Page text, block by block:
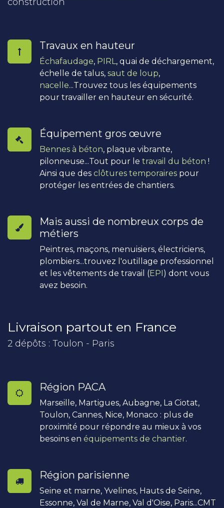
Travaux en hauteur
Échafaudage, PIRL, quai de déchargement,
échelle de talus, saut de loup,
nacelle...Trouvez tous les équipements
pour travailler en hauteur en sécurité.
Équipement gros œuvre
Bennes à béton, plaque vibrante,
pilonneuse...Tout pour le travail du béton !
Ainsi que des clôtures temporaires pour
protéger les entrées de chantiers.
Mais aussi de nombreux corps de
métiers
Peintres, maçons, menuisiers, électriciens,
plombiers...trouvez l'outillage professionnel
et les vêtements de travail (EPI) dont vous
avez besoin.
Livraison partout en France
2 dépôts : Toulon - Paris
Région PACA
Marseille, Martigues, Aubagne, La Ciotat,
Toulon, Cannes, Nice, Monaco : plus de
proximité pour répondre au mieux à vos
besoins en équipements de chantier.
Région parisienne
Seine et marne, Yvelines, Hauts de Seine,
Essonne, Val de Marne, Val d'Oise, Paris...CMT